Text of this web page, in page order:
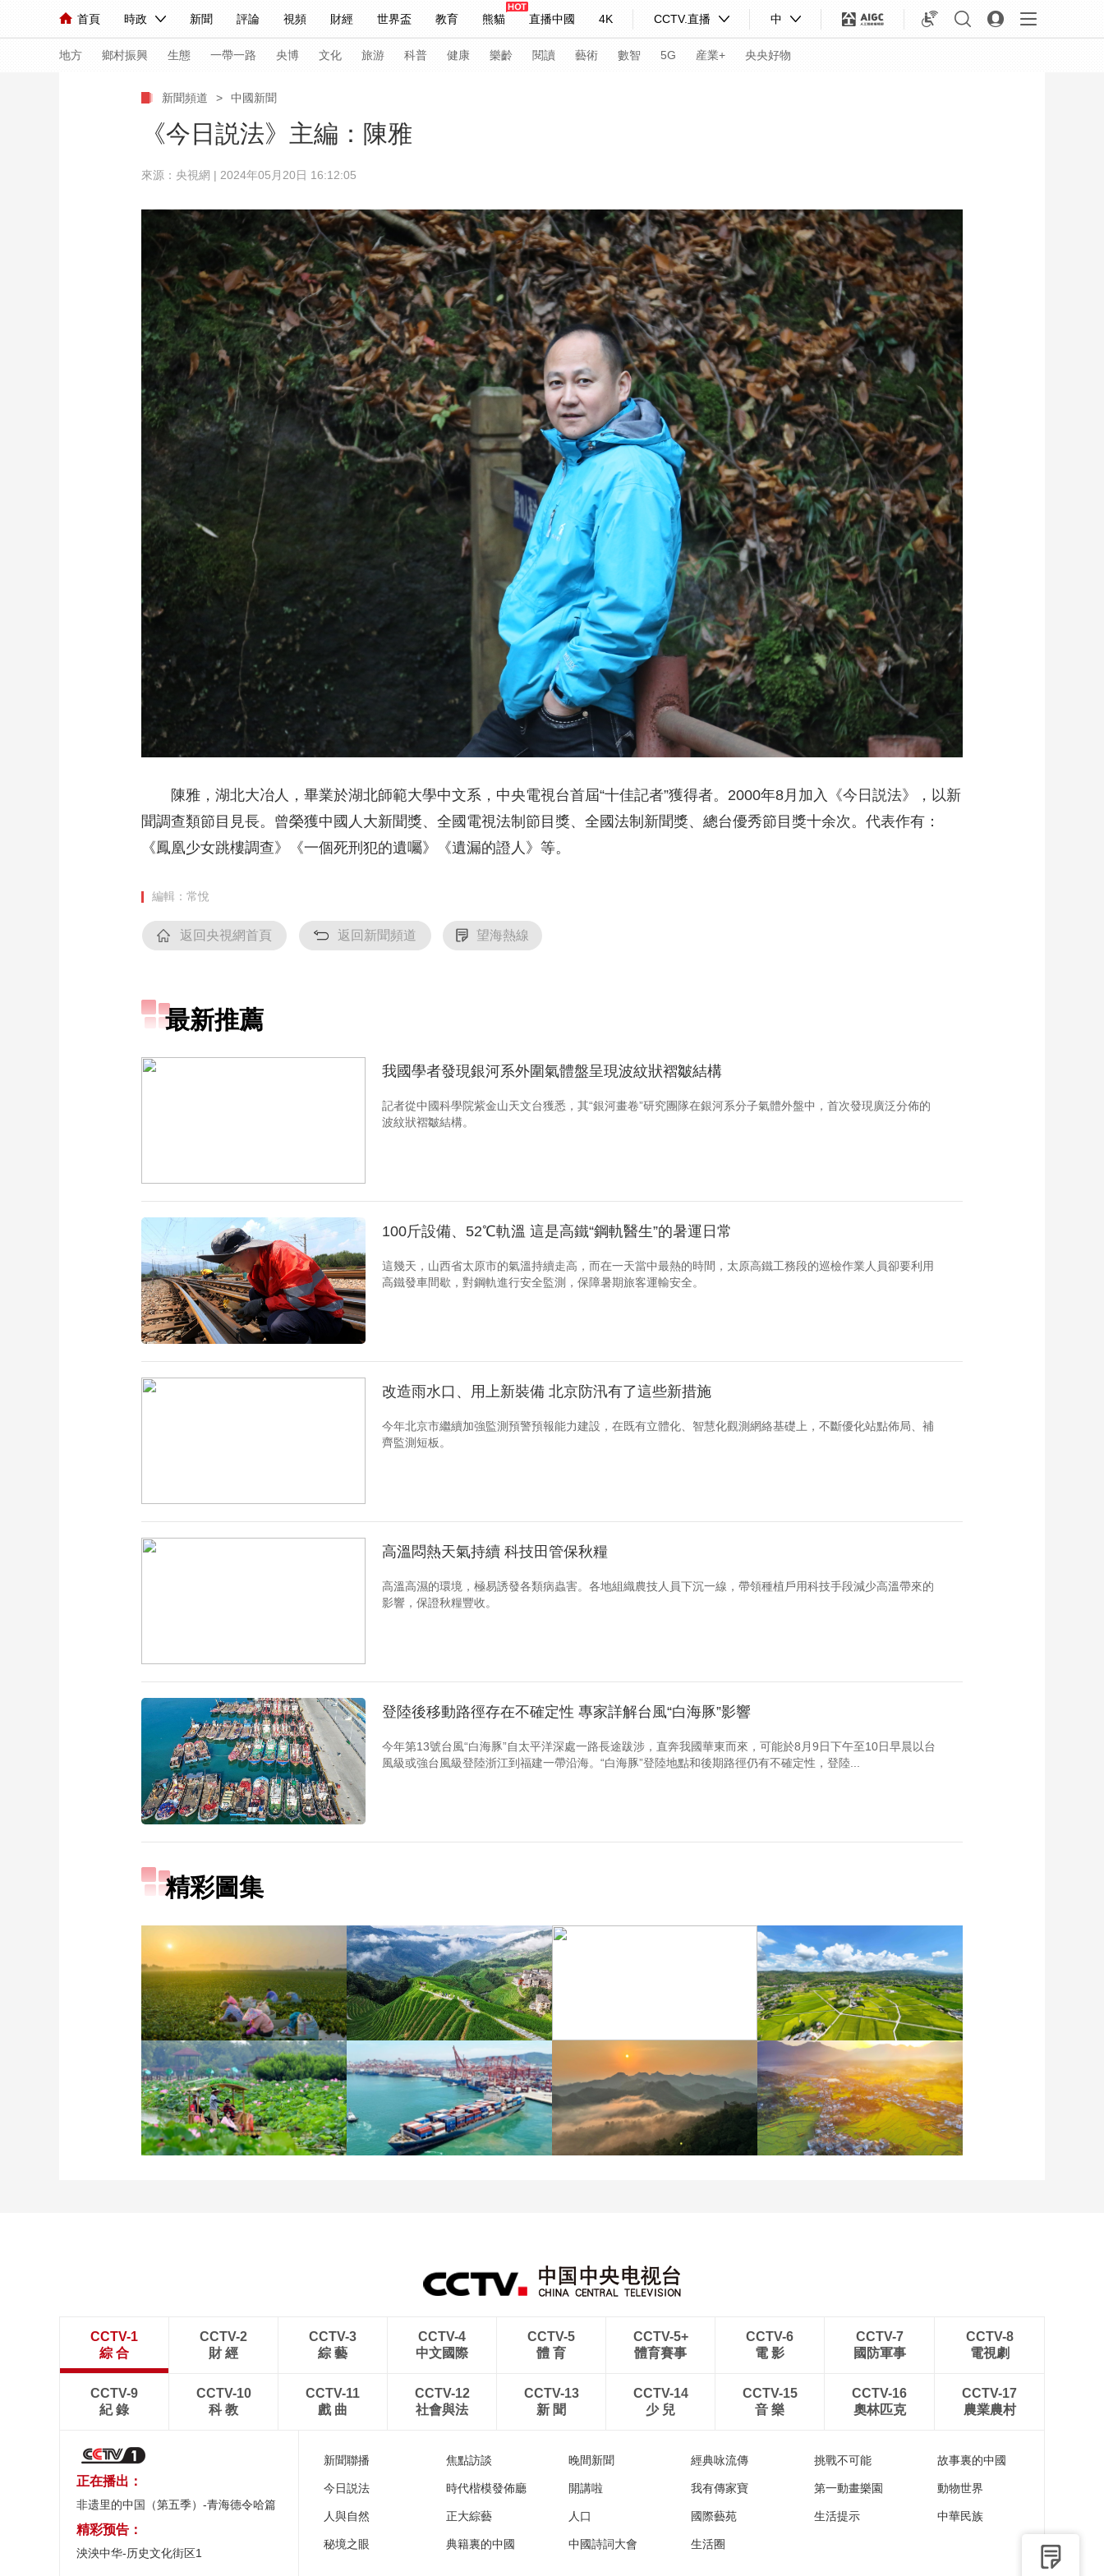
首頁 時政 新聞 評論 視頻 財經 世界盃 教育 熊貓 直播中國 4K CCTV.直播 中
人民領袖習近平 聯播+ 中國領導人 央視快評 習式妙語 熱解讀 天天學習
直播 片庫 欄目大全 節目單 聽音 微視頻 主持人 下載央視影音
海外頻道 iPanda English Монгол
地方 鄉村振興 生態 一帶一路 央博 文化 旅游 科普 健康 樂齡 閱讀 藝術 數智 5G 産業+ 央央好物
聯播+ 熱解讀 天天學習 習式妙語 央視快評 央視網評 光華銳評 鋒面
小央視頻 小央直播 直播中國 熊貓頻道 VR/AR 4K專區 全景新聞
前線 比劃 快看 藍海中國 新兵請入列 人生第一次 人生第二次
直播 競猜 2026年世界盃 2026年冬奧會 CBA NBA 中超 國足 國際足球 網球 綜合體育 亞冬會
CCTV奧林匹克頻道 生活體育大會 體育江湖 文化體育 冰雪道路 足球道路
教育 鄉村振興 生態環境 一帶一路 央博 非遺 文化 旅游 科普 健康 樂齡 閱讀 藝術 汽車 數智 5G 産業+
大國展會 大國保險 雲頂對話 雲起 超級工廠 智敬中國 全民健康 顏選攻略 海洋 時尚 天氣 才藝 網展 央央好物
CCTV.節目官網 直播 節目單 收視榜 總台企業白名單
新聞頻道 > 中國新聞
《今日説法》主編：陳雅
來源：央視網 | 2024年05月20日 16:12:05
陳雅，湖北大冶人，畢業於湖北師範大學中文系，中央電視台首屆“十佳記者”獲得者。2000年8月加入《今日説法》，以新
聞調查類節目見長。曾榮獲中國人大新聞獎、全國電視法制節目獎、全國法制新聞獎、總台優秀節目獎十余次。代表作有：
《鳳凰少女跳樓調查》《一個死刑犯的遺囑》《遺漏的證人》等。
編輯：常悅
返回央視網首頁 返回新聞頻道 望海熱線
最新推薦
我國學者發現銀河系外圍氣體盤呈現波紋狀褶皺結構
記者從中國科學院紫金山天文台獲悉，其“銀河畫卷”研究團隊在銀河系分子氣體外盤中，首次發現廣泛分佈的
波紋狀褶皺結構。
100斤設備、52℃軌溫 這是高鐵“鋼軌醫生”的暑運日常
這幾天，山西省太原市的氣溫持續走高，而在一天當中最熱的時間，太原高鐵工務段的巡檢作業人員卻要利用
高鐵發車間歇，對鋼軌進行安全監測，保障暑期旅客運輸安全。
改造雨水口、用上新裝備 北京防汛有了這些新措施
今年北京市繼續加強監測預警預報能力建設，在既有立體化、智慧化觀測網絡基礎上，不斷優化站點佈局、補
齊監測短板。
高溫悶熱天氣持續 科技田管保秋糧
高溫高濕的環境，極易誘發各類病蟲害。各地組織農技人員下沉一線，帶領種植戶用科技手段減少高溫帶來的
影響，保證秋糧豐收。
登陸後移動路徑存在不確定性 專家詳解台風“白海豚”影響
今年第13號台風“白海豚”自太平洋深處一路長途跋涉，直奔我國華東而來，可能於8月9日下午至10日早晨以台
風級或強台風級登陸浙江到福建一帶沿海。“白海豚”登陸地點和後期路徑仍有不確定性，登陸...
精彩圖集
立秋近 採菱忙 暑期出游 樂享美好時光
江蘇泗洪：洪澤湖濕地白
鷺嬉戲
重慶梁平：優質水稻豐收
在望
CCTV-1
綜 合
CCTV-2
財 經
CCTV-3
綜 藝
CCTV-4
中文國際
CCTV-5
體 育
CCTV-5+
體育賽事
CCTV-6
電 影
CCTV-7
國防軍事
CCTV-8
電視劇
CCTV-9
紀 錄
CCTV-10
科 教
CCTV-11
戲 曲
CCTV-12
社會與法
CCTV-13
新 聞
CCTV-14
少 兒
CCTV-15
音 樂
CCTV-16
奧林匹克
CCTV-17
農業農村
正在播出：
非遗里的中国（第五季）-青海德令哈篇
精彩预告：
泱泱中华-历史文化街区1
新聞聯播 焦點訪談 晚間新聞 經典咏流傳 挑戰不可能 故事裏的中國
今日説法 時代楷模發佈廳 開講啦 我有傳家寶 第一動畫樂園 動物世界
人與自然 正大綜藝 人口 國際藝苑 生活提示 中華民族
秘境之眼 典籍裏的中國 中國詩詞大會 生活圈